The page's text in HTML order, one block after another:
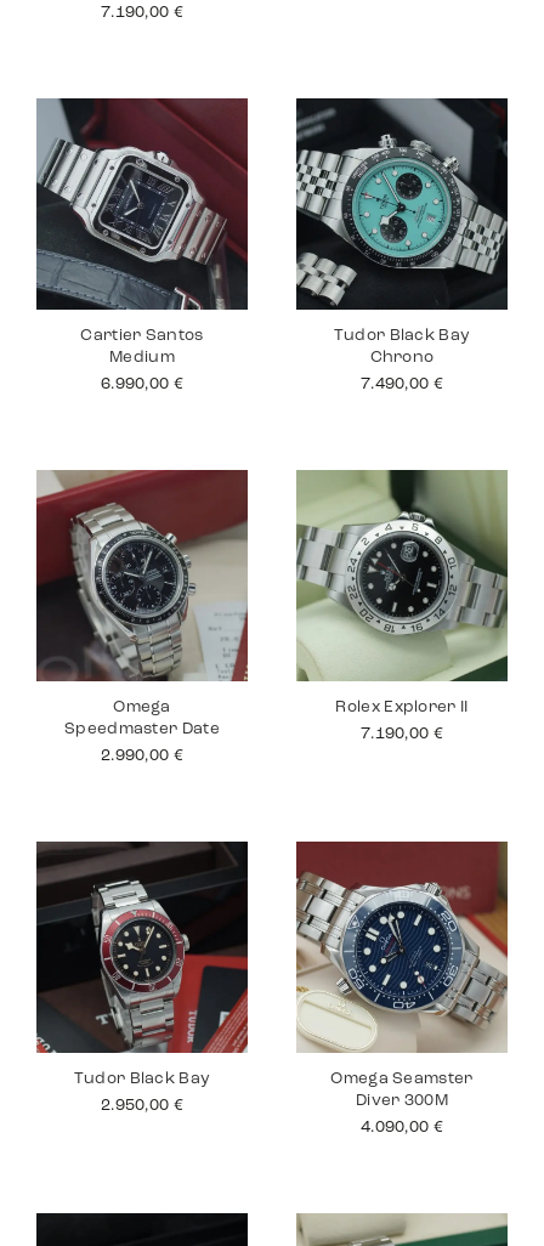
7.190,00 €
Cartier Santos
Medium
6.990,00 €
Tudor Black Bay
Chrono
7.490,00 €
Omega
Speedmaster Date
2.990,00 €
Rolex Explorer II
7.190,00 €
Tudor Black Bay
2.950,00 €
Omega Seamster
Diver 300M
4.090,00 €